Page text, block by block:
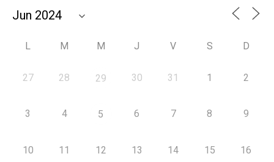
L M M J V S D
27 28 29 30 31 1 2
3 4 5 6 7 8 9
10 11 12 13 14 15 16